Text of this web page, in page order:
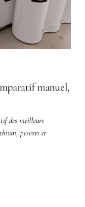
manuel,
des meilleurs
peseurs et